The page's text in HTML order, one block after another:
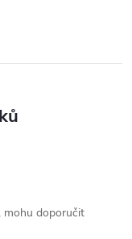
mohu doporučit